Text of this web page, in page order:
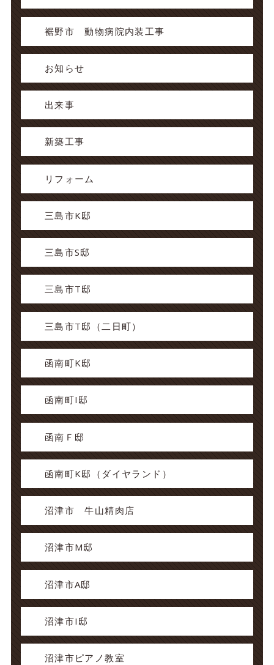
裾野市 動物病院内装工事
お知らせ
出来事
新築工事
リフォーム
三島市K邸
三島市S邸
三島市T邸
三島市T邸（二日町）
函南町K邸
函南町I邸
函南Ｆ邸
函南町K邸（ダイヤランド）
沼津市 牛山精肉店
沼津市M邸
沼津市A邸
沼津市I邸
沼津市ピアノ教室